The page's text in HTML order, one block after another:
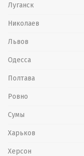
Луганск
Николаев
Львов
Одесса
Полтава
Ровно
Сумы
Харьков
Херсон